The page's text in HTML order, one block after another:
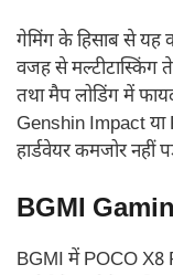
गेमिंग के हिसाब से यह
वजह से मल्टीटास्किंग
तथा मैप लोडिंग में
Genshin Impact
हार्डवेयर कमजोर नहीं
BGMI
BGMI में POCO X8